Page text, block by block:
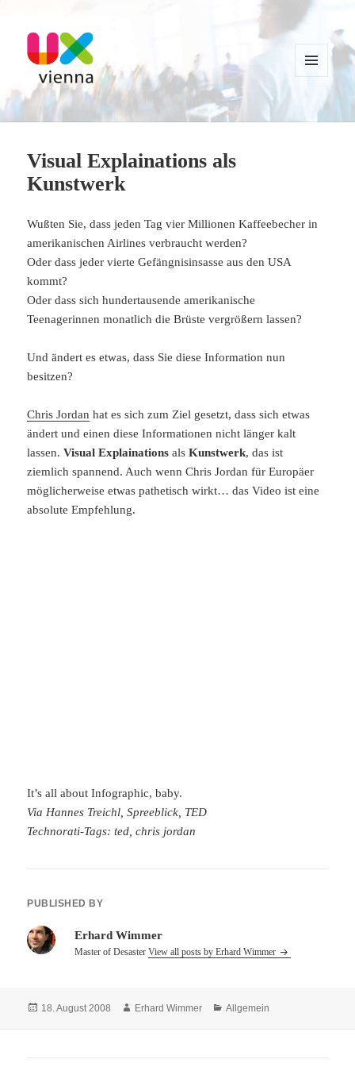
UXvienna
WIDGETS
Visual Explainations als
Kunstwerk
Wußten Sie, dass jeden Tag vier Millionen Kaffeebecher in
amerikanischen Airlines verbraucht werden?
Oder dass jeder vierte Gefängnisinsasse aus den USA
kommt?
Oder dass sich hundertausende amerikanische
Teenagerinnen monatlich die Brüste vergrößern lassen?
Und ändert es etwas, dass Sie diese Information nun
besitzen?
Chris Jordan hat es sich zum Ziel gesetzt, dass sich etwas
ändert und einen diese Informationen nicht länger kalt
lassen.Visual Explainations alsKunstwerk, das ist
ziemlich spannend. Auch wenn Chris Jordan für Europäer
möglicherweise etwas pathetisch wirkt… das Video ist eine
absolute Empfehlung.
It’s all about Infographic, baby.
Via Hannes Treichl, Spreeblick, TED
Technorati-Tags: ted, chris jordan
PUBLISHED BY
Erhard Wimmer
Master of DesasterView all posts by Erhard Wimmer
Posted
18. August 2008 Author
Erhard Wimmer Categories
Allgemein